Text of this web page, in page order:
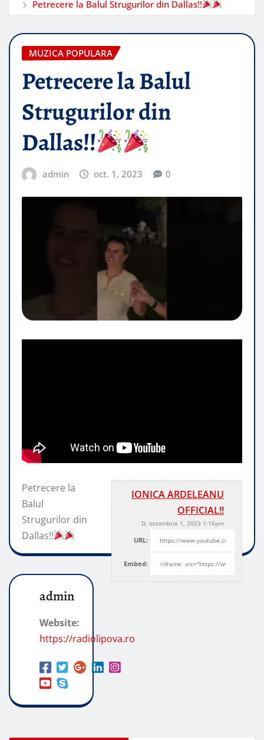
Petrecere la Balul Strugurilor din Dallas!!
MUZICA POPULARA
Petrecere la Balul
Strugurilor din
Dallas!!
admin oct. 1, 2023 0
IONICA ARDELEANU
OFFICIAL!!
D, octombrie 1, 2023 1:16pm
URL:
Embed:
Petrecere la
Balul
Strugurilor din
Dallas!!
admin
Website:
https://radiolipova.ro